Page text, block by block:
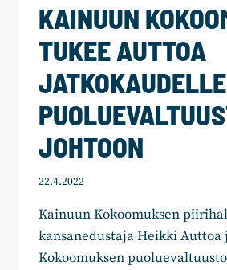
KAINUUN
TUKEE AUTTOA
JATKOKAUDELLE
JOHTOON
22.4.2022
Kainuun Kokoomuksen
kansanedustaja Heikki Auttoa
Kokoomuksen